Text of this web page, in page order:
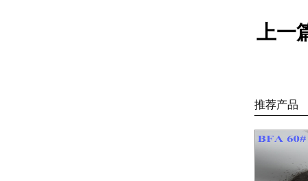
上一
推荐产品